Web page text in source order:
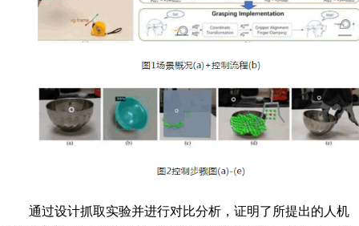
通过设计抓取实验并进行对比分析，证明了所提出的人机